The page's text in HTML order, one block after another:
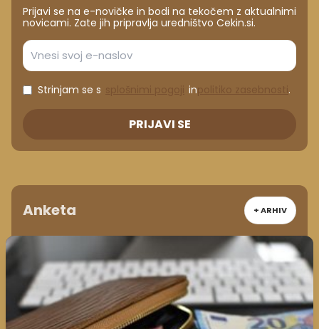
Prijavi se na e-novičke in bodi na tekočem z aktualnimi
novicami. Zate jih pripravlja uredništvo Cekin.si.
Strinjam se s in .
PRIJAVI SE
Anketa + ARHIV